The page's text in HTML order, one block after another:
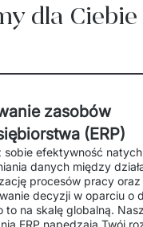
IT
Azure
upy
dla
zasobów
(ERP)
sobie efektywność
danych między
procesów pracy oraz
decyzji w oparciu o
to na skalę globalną.
ERP napędzają Twój